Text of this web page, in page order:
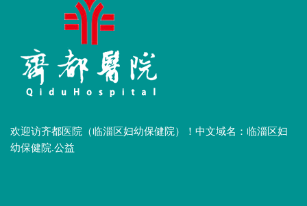
欢迎访齐都医院（临淄区妇幼保健院）！中文域名：临淄区妇
幼保健院.公益